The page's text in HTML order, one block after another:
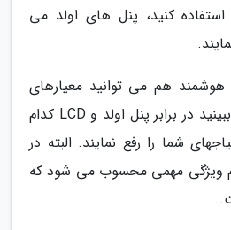
کنید، پنل های اولد می
هم می توانید معیارهای
خود را مشخص کنید تا ببینید در برابر پنل اولد و LCD کدام
شما را رفع نمایند. البته در
ویژگی مهمی محسوب می شود که